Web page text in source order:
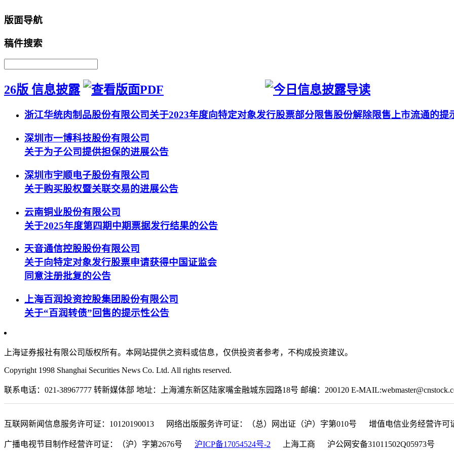
版面导航
稿件搜索
26版 信息披露
浙江华统肉制品股份有限公司关于2023年度向特定对象发行股票部分限售股份解除限售上市流通的提
深圳市一博科技股份有限公司
关于为子公司提供担保的进展公告
深圳市宇顺电子股份有限公司
关于购买股权暨关联交易的进展公告
云南铜业股份有限公司
关于2025年度第四期中期票据发行结果的公告
天音通信控股股份有限公司
关于向特定对象发行股票申请获得中国证监会
同意注册批复的公告
上海百润投资控股集团股份有限公司
关于“百润转债”回售的提示性公告
上海证券报社有限公司版权所有。本网站提供之资料或信息，仅供投资者参考，不构成投资建议。
Copyright 1998 Shanghai Securities News Co. Ltd. All rights reserved.
联系电话：021-38967777 转新媒体部 地址：上海浦东新区陆家嘴金融城东园路18号 邮编：200120 E-
互联网新闻信息服务许可证：10120190013 网络出版服务许可证：（总）网出证（沪）字第010号 增值电信业务经营许可
广播电视节目制作经营许可证：（沪）字第2676号 沪ICP备17054524号-2 上海工商 沪公网安备31011502Q05973号